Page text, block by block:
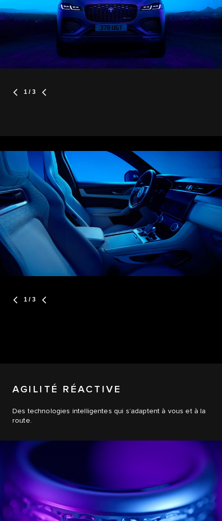
1 / 3
1 / 3
AGILITÉ RÉACTIVE
Des technologies intelligentes qui s’adaptent à vous et à la
route.